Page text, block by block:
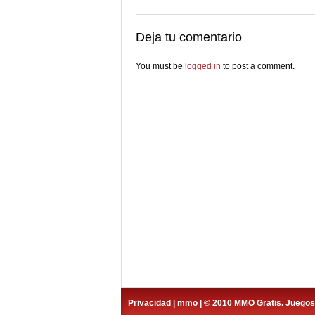
Deja tu comentario
You must be logged in to post a comment.
Privacidad mmo | © 2010 MMO Gratis.